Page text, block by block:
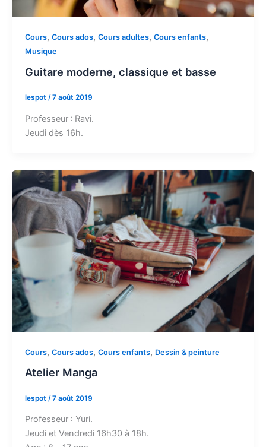
Cours, Cours ados, Cours adultes, Cours enfants,
Musique
Guitare moderne, classique et basse
lespot /7 août 2019
Professeur : Ravi.
Jeudi dès 16h.
Cours, Cours ados, Cours enfants, Dessin & peinture
Atelier Manga
lespot /7 août 2019
Professeur : Yuri.
Jeudi et Vendredi 16h30 à 18h.